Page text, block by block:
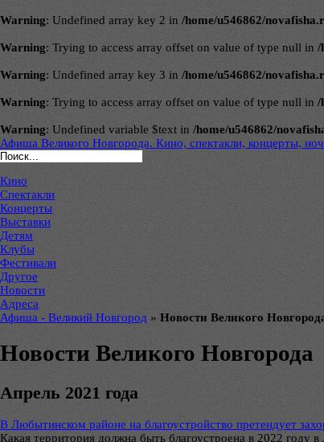
Warning: Undefined array key 2 in /home/u546862/
Warning: Trying to access array offset on value of type null in /
Warning: Undefined array key 3 in /home/u546862/
Warning: Trying to access array offset on value of type null in /
Warning: Undefined variable $text in /home/u546862/
Афиша Великого Новгорода. Кино, спектакли, концерты,
Кино
Спектакли
Концерты
Выставки
Детям
Клубы
Фестивали
Другое
Новости
Адреса
Афиша - Великий Новгород » Новости Великого
Новости Великого Новгорода
Апрель 2021 года
В Любытинском районе на благоустройство претендует
Какая территория должна быть благоустроена в 2022